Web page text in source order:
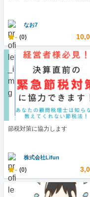
なお7
- (0)
節税対策に協力します
株式会社Lifun
- (0)